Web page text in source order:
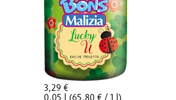
3,29 €
0,05 l (65,80 € / 1 l)